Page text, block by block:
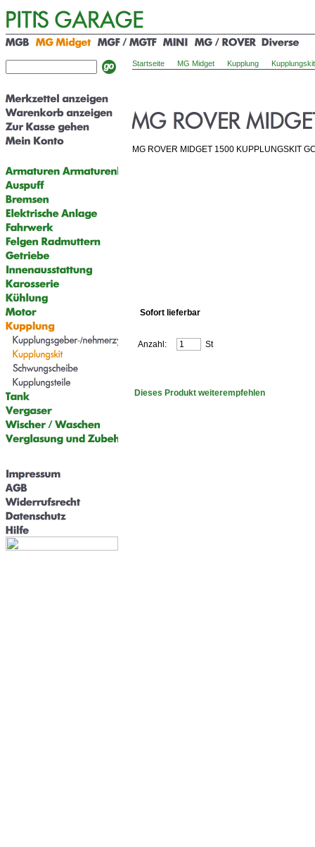
Startseite MG Midget Kupplung Kupplungskit
MG ROVER MIDGET 1500 KUPPLUNGSKIT
Sofort lieferbar
Anzahl: St
Dieses Produkt weiterempfehlen